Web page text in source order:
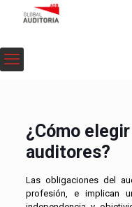
¿Cómo
auditores?
Las obligaciones del
profesión, e implican